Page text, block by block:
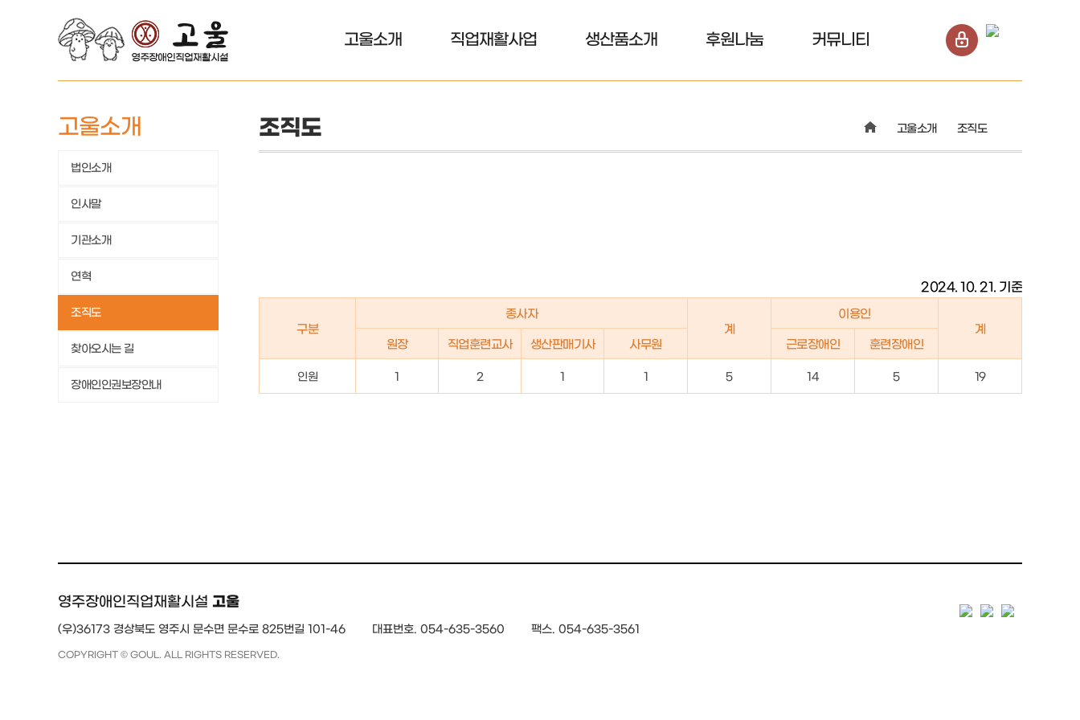
고울소개 직업재활사업 생산품소개 후원나눔 커뮤니티
고울소개
법인소개
인사말
기관소개
연혁
조직도
찾아오시는 길
장애인인권보장안내
고울소개 조직도
조직도
2024. 10. 21. 기준
구분
종사자
계
이용인
계
원장
직업훈련교사 생산판매기사 사무원 근로장애인 훈련장애인
인원 1 2 1 1 5 14 5 19
영주장애인직업재활시설 고울
(우)36173 경상북도 영주시 문수면 문수로 825번길 101-46 대표번호. 054-635-3560 팩스. 054-635-3561
COPYRIGHT © GOUL. ALL RIGHTS RESERVED.